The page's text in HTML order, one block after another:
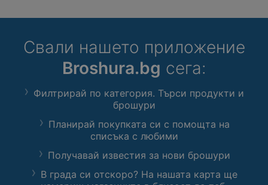
Свали нашето приложение
Broshura.bg сега:
Филтрирай по категория. Търси продукти и
брошури
Планирай покупката си с помощта на
списъка с любими
Получавай известия за нови брошури
В града си отскоро? На нашата карта ще